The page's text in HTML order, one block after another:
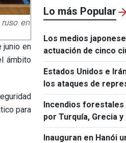
en
junio en
ámbito
para
Ciudad Ho Chi Minh
Lo más Popular
Los medios
actuación de cinco
vietnamitas tras el
Kumamoto
Estados Unidos e
los ataques de
Incendios forestales
por Turquía, Grecia y
Inauguran en Hanói